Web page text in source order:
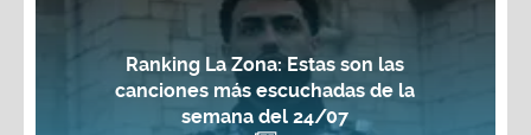
Ranking La Zona: Estas son las
canciones más escuchadas de la
semana del 24/07